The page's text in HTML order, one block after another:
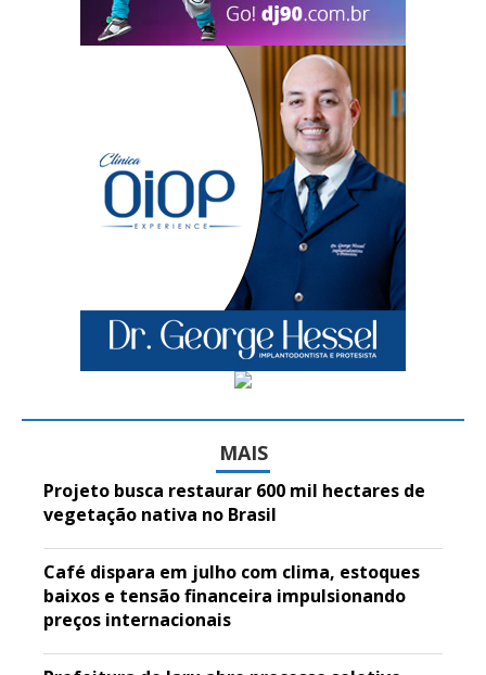
MAIS
Projeto busca restaurar 600 mil hectares de
vegetação nativa no Brasil
Café dispara em julho com clima, estoques
baixos e tensão financeira impulsionando
preços internacionais